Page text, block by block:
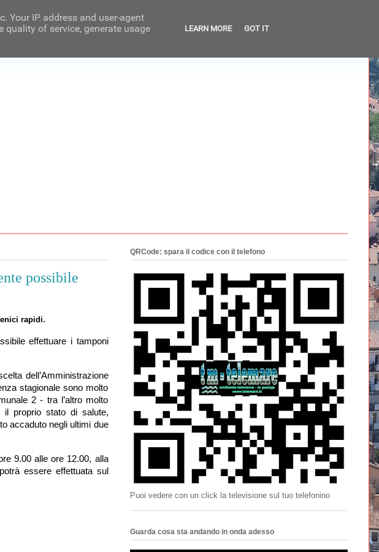
possibile
rapidi.
effettuare itamponi
dell’Amministrazione
stagionale sono molto
2 - tra l’altro molto
il proprio stato di salute,
accaduto negli ultimi due
9.00 alle ore 12.00, alla
essere effettuata sul
QRCode: spara il codice con il telefono
Puoi vedere con un click la televisione sul tuo telefonino
Guarda cosa sta andando in onda adesso
Your IP address and user-agent
quality of service, generate usage
LEARN MORE GOT IT